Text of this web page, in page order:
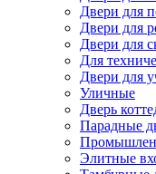
Двери для
Двери для
Двери для
Для
Двери для
Уличные
Дверь
Парадные
Элитные